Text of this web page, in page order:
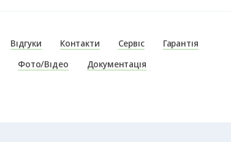
Відгуки Контакти Сервіс
Гарантія
Фото/Відео
Документація